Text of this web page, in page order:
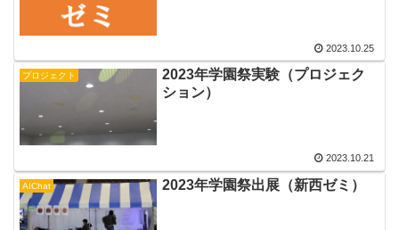
2023.10.25
プロジェクト
2023年学園祭実験（プロジェク
ション）
2023.10.21
AIChat 2023年学園祭出展（新西ゼミ）